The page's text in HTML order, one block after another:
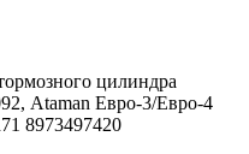
цилиндра
Ataman Евро-3/Евро-4
8973497420